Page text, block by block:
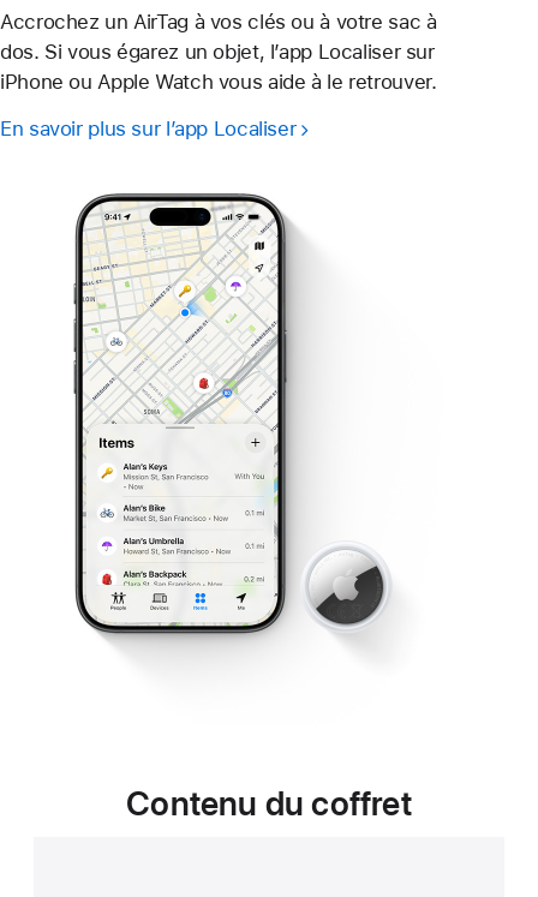
Accrochez un AirTag à vos clés ou à votre sac à
dos. Si vous égarez un objet, l’app Localiser sur
iPhone ou Apple Watch vous aide à le retrouver.
En savoir plus sur l’app Localiser
Contenu du coffret